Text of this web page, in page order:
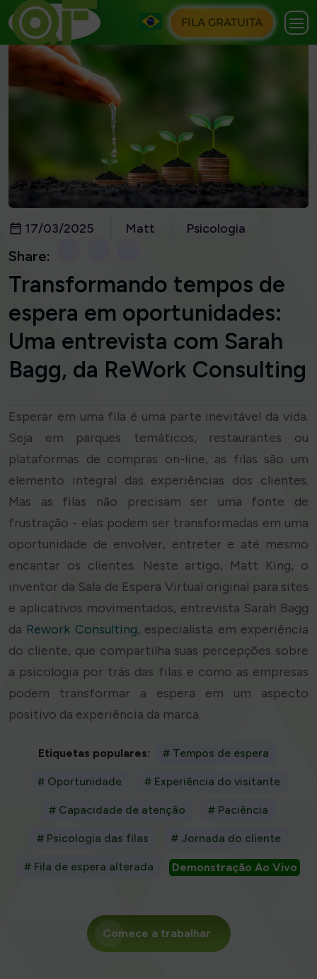
FILA GRATUITA
17/03/2025 Matt Psicologia
Share:
Transformando tempos de
espera em oportunidades:
Uma entrevista com Sarah
Bagg, da ReWork Consulting
Esperar em uma fila é uma parte inevitável da vida.
Seja em parques temáticos, restaurantes ou
plataformas de compras on-line, as filas são um
elemento integral das experiências dos clientes.
Mas as filas não precisam ser uma fonte de
frustração - elas podem ser transformadas em uma
oportunidade de envolver, entreter e até mesmo
encantar os clientes. Neste artigo, Matt King, o
inventor da Sala de Espera Virtual original para sites
e aplicativos movimentados, entrevista Sarah Bagg
da Rework Consulting, especialista em experiência
do cliente, que compartilha suas percepções sobre
a psicologia por trás das filas e como as empresas
podem transformar a espera em um aspecto
positivo da experiência da marca.
Etiquetas populares: # Tempos de espera
# Oportunidade # Experiência do visitante
# Capacidade de atenção # Paciência
# Psicologia das filas # Jornada do cliente
# Fila de espera alterada Demonstração Ao Vivo
Comece a trabalhar